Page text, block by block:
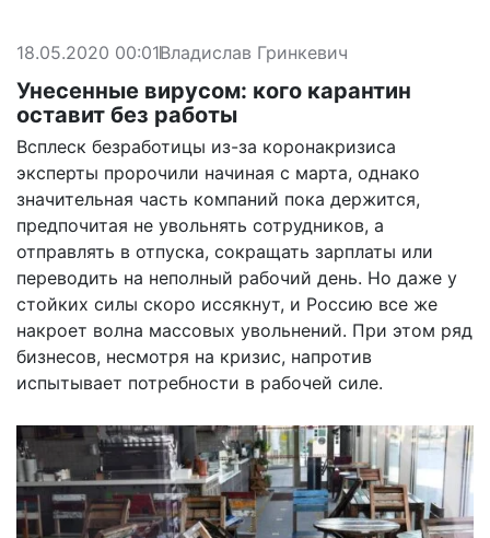
18.05.2020 00:01Владислав Гринкевич
Унесенные вирусом: кого карантин
оставит без работы
Всплеск безработицы из-за коронакризиса
эксперты пророчили начиная с марта, однако
значительная часть компаний пока держится,
предпочитая не увольнять сотрудников, а
отправлять в отпуска, сокращать зарплаты или
переводить на неполный рабочий день. Но даже у
стойких силы скоро иссякнут, и Россию все же
накроет волна массовых увольнений. При этом ряд
бизнесов, несмотря на кризис, напротив
испытывает потребности в рабочей силе.